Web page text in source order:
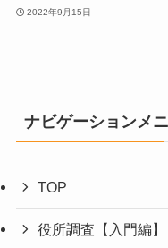
2022年9月15日
ナビゲーションメ
TOP
役所調査【入門編】